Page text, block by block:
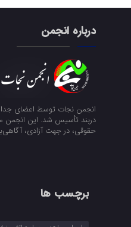
درباره انجمن
انجمن نجات توسط اعضای
دربند تأسیس شد. این انجمن
حقوقی، در جهت آزادی،
برچسب ها